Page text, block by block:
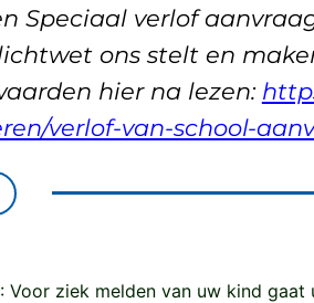
Speciaal verlof
ons stelt en
hier na lezen:
verlof-van-school-
: Voor ziek melden van uw kind gaat